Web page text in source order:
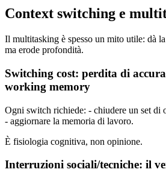
Context switching e
Il multitasking è spesso un mito utile: dà
ma erode profondità.
Switching cost: perdita di
working memory
Ogni switch richiede: - chiudere un set di
- aggiornare la memoria di lavoro.
È fisiologia cognitiva, non opinione.
Interruzioni sociali/tecniche: il